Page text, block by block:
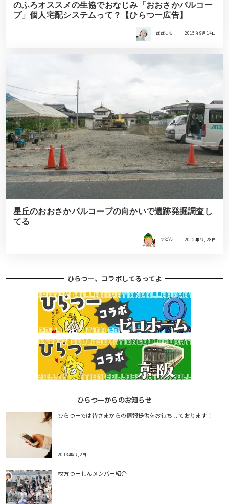
のふろオススメの生協でおなじみ「おおさかパルコー
プ」個人宅配システムって？【ひらつー広告】
ばばっち 2015年9月14日
星丘のおおさかパルコープの向かいで遺跡発掘調査し
てる
すどん 2015年7月28日
ひらつー、コラボしてるってよ
ひらつーからのお知らせ
ひらつーでは皆さまからの情報提供をお待ちしております！
2013年7月2日
枚方つーしんメンバー紹介